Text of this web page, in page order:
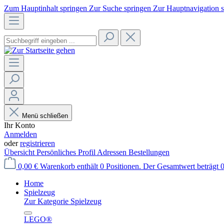
Zum Hauptinhalt springen Zur Suche springen Zur Hauptnavigation
Menü schließen
Ihr Konto
Anmelden
oderregistrieren
Übersicht Persönliches Profil Adressen Bestellungen
0,00 € Warenkorb enthält 0 Positionen. Der Gesamtwert beträgt
Home
Spielzeug
Zur Kategorie Spielzeug
LEGO®